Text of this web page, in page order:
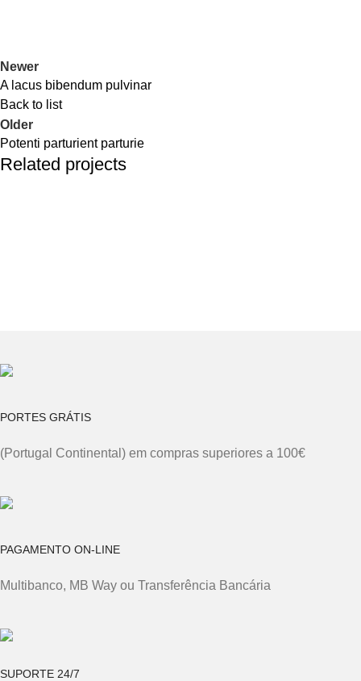
Newer
A lacus bibendum pulvinar
Back to list
Older
Potenti parturient parturie
Related projects
PORTES GRÁTIS
(Portugal Continental) em compras superiores a 100€
PAGAMENTO ON-LINE
Multibanco, MB Way ou Transferência Bancária
SUPORTE 24/7